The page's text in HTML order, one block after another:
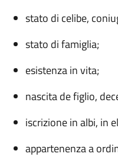
stato di celibe,
stato di famiglia;
esistenza in vita;
nascita de figlio,
iscrizione in albi, in
appartenenza a